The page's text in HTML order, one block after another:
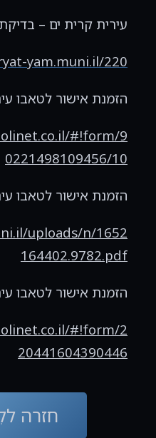
עירית קרית ים –
yam.muni.il/220
הזמנת אישור לטאבו
#!form/9
0221498109456/10
הזמנת אישור לטאבו
uploads/n/1652
164402.9782.pdf
הזמנת אישור לטאבו
#!form/2
20441604390446
חזרה